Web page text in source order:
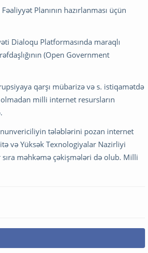
Planının hazırlanması üçün
Dialoqu Platformasında maraqlı
(Open Government
qarşı mübarizə və s. istiqamətdə
milli internet resursların
tələblərini pozan internet
və Yüksək Texnologiyalar Nazirliyi
məhkəmə çəkişmələri də olub. Milli